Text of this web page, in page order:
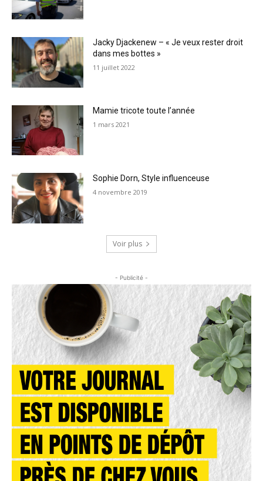
Jacky Djackenew – « Je veux rester droit
dans mes bottes »
11 juillet 2022
Mamie tricote toute l’année
1 mars 2021
Sophie Dorn, Style influenceuse
4 novembre 2019
Voir plus
- Publicité -